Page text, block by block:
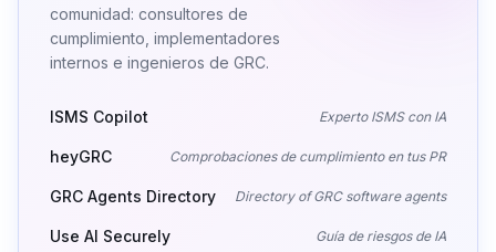
comunidad: consultores de
cumplimiento, implementadores
internos e ingenieros de GRC.
ISMS Copilot Experto ISMS con IA
heyGRC Comprobaciones de cumplimiento en tus PR
GRC Agents Directory Directory of GRC software agents
Use AI Securely Guía de riesgos de IA